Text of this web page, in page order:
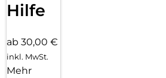
Hilfe
ab 30,00 €
inkl. MwSt.
Mehr